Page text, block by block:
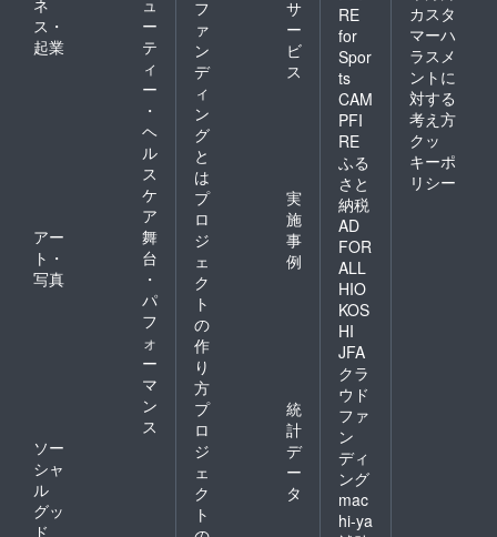
ス・
起業
ー
テ
ィ
ー
・
ヘ
ル
ス
ケ
ア
アー
ト・
写真
舞
台
・
パ
フ
ォ
ー
マ
ン
ス
ソー
シャ
ル
グッ
ド
フ
ァ
ン
デ
ィ
ン
グ
と
は
サ
ー
ビ
ス
プ
ロ
ジ
ェ
ク
ト
の
作
り
方
実
施
事
例
プ
ロ
ジ
ェ
ク
ト
統
計
デ
ー
タ
RE
for
Spor
ts
CAM
PFI
RE
ふる
さと
納税
AD
FOR
ALL
HIO
KOS
HI
JFA
クラ
ウド
ファ
ン
ディ
ング
mac
hi-ya
カスタ
マーハ
ラスメ
ントに
対する
考え方
クッ
キーポ
リシー